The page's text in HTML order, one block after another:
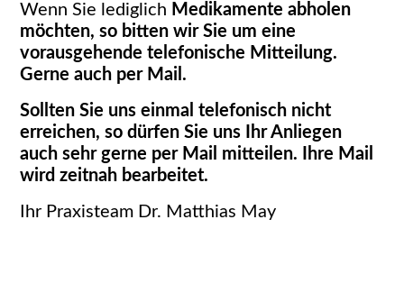
Wenn Sie lediglich Medikamente abholen
möchten, so bitten wir Sie um eine
vorausgehende telefonische Mitteilung.
Gerne auch per Mail.
Sollten Sie uns einmal telefonisch nicht
erreichen, so dürfen Sie uns Ihr Anliegen
auch sehr gerne per Mail mitteilen. Ihre Mail
wird zeitnah bearbeitet.
Ihr Praxisteam Dr. Matthias May